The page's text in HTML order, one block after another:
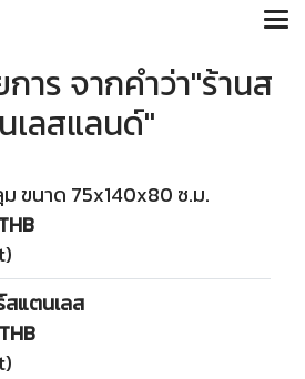
าร จากคำว่า"ร้านส
เลสแลนด์"
ขนาด 75x140x80 ซ.ม.
สแตนเลส